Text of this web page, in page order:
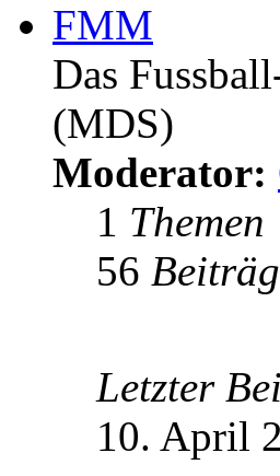
FMM
Das
(MDS)
Moderator:
1 Themen
56
Letzter
10. April